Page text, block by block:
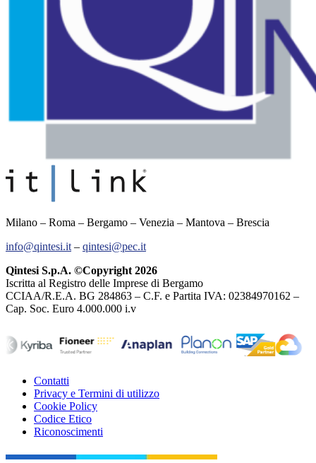
Milano – Roma – Bergamo – Venezia – Mantova – Brescia
info@qintesi.it – qintesi@pec.it
Qintesi S.p.A. ©Copyright 2026
Iscritta al Registro delle Imprese di Bergamo
CCIAA/R.E.A. BG 284863 – C.F. e Partita IVA: 02384970162 –
Cap. Soc. Euro 4.000.000 i.v
Contatti
Privacy e Termini di utilizzo
Cookie Policy
Codice Etico
Riconoscimenti